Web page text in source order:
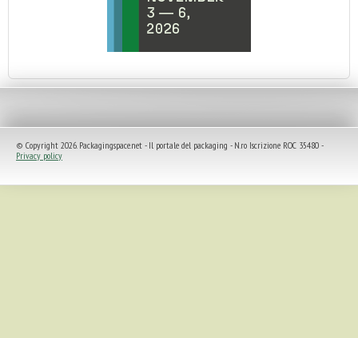
© Copyright 2026. Packagingspace.net - Il portale del packaging - N.ro Iscrizione ROC 35480 -
Privacy policy